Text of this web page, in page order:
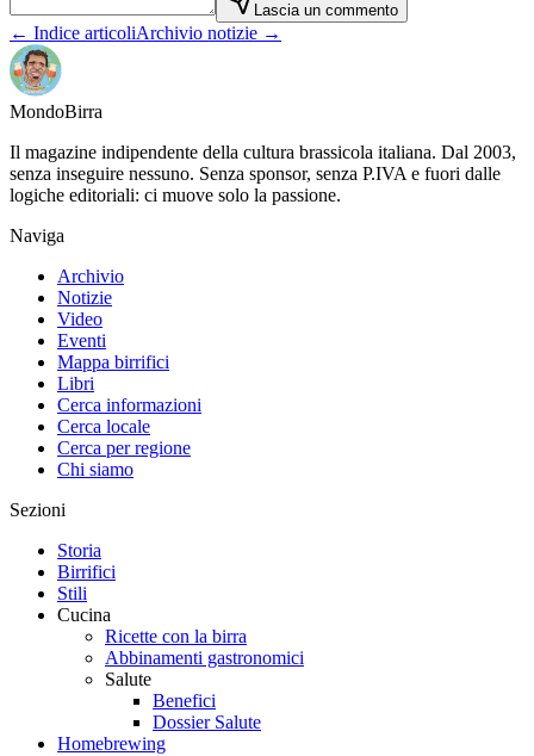
Lascia un commento
← Indice articoliArchivio notizie →
MondoBirra
Il magazine indipendente della cultura brassicola italiana. Dal 2003,
senza inseguire nessuno. Senza sponsor, senza P.IVA e fuori dalle
logiche editoriali: ci muove solo la passione.
Naviga
Archivio
Notizie
Video
Eventi
Mappa birrifici
Libri
Cerca informazioni
Cerca locale
Cerca per regione
Chi siamo
Sezioni
Storia
Birrifici
Stili
Cucina
Ricette con la birra
Abbinamenti gastronomici
Salute
Benefici
Dossier Salute
Homebrewing